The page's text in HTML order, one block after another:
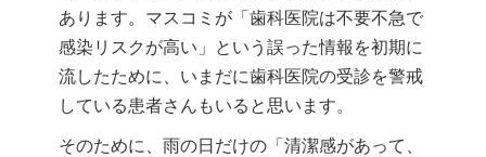
あります。マスコミが「歯科医院は不要不急で
感染リスクが高い」という誤った情報を初期に
流したために、いまだに歯科医院の受診を警戒
している患者さんもいると思います。
そのために、雨の日だけの「清潔感があって、